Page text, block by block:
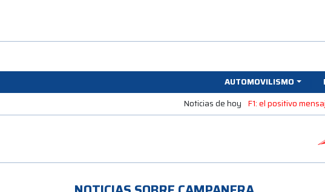
AUTOMOVILISMO
Noticias de hoy F1: el positivo